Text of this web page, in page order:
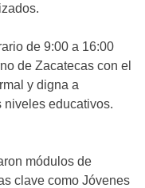
de 9:00 a 16:00
de Zacatecas con el
y digna a
niveles educativos.
módulos de
clave como Jóvenes